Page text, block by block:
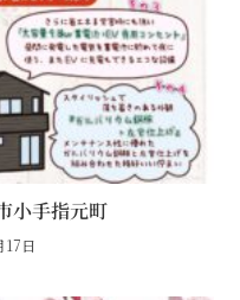
小手指元町
17日